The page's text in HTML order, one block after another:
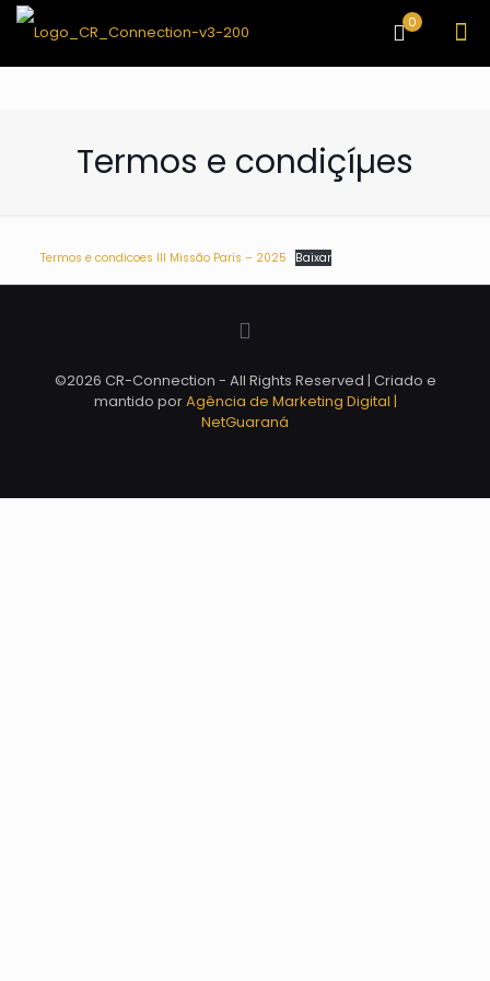
0
Termos e condiçíµes
Termos e condicoes III Missão Paris – 2025 Baixar
©2026 CR-Connection - All Rights Reserved | Criado e
mantido porAgência de Marketing Digital |
NetGuaraná